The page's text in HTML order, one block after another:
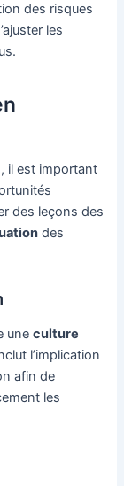
des risques
les
il est important
des leçons des
des
uneculture
l’implication
afin de
les